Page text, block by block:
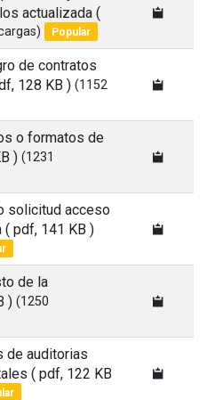
actualizada (
Popular
de contratos
128 KB ) (1152
o formatos de
) (1231
solicitud acceso
( pdf, 141 KB )
de la
) (1250
de auditorias
( pdf, 122 KB